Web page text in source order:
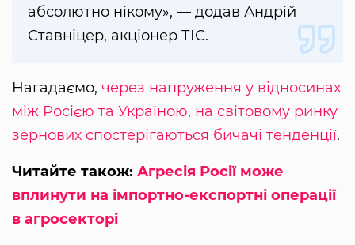
абсолютно нікому», — додав Андрій
Ставніцер, акціонер ТІС.
Нагадаємо, через напруження у відносинах
між Росією та Україною, на світовому ринку
зернових спостерігаються бичачі тенденції.
Читайте також: Агресія Росії може
вплинути на імпортно-експортні операції
в агросекторі